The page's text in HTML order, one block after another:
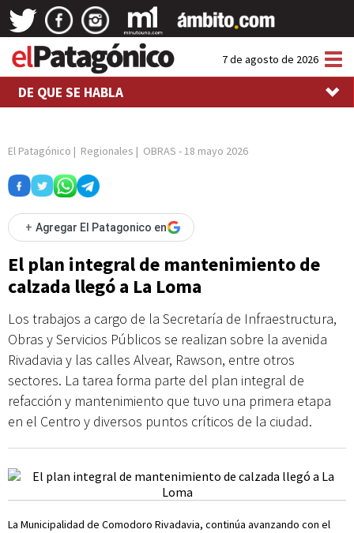
7 de agosto de 2026
DE QUE SE HABLA
El Patagónico | Regionales | OBRAS - 18 mayo 2026
+ Agregar El Patagonico en
El plan integral de mantenimiento de
calzada llegó a La Loma
Los trabajos a cargo de la Secretaría de Infraestructura,
Obras y Servicios Públicos se realizan sobre la avenida
Rivadavia y las calles Alvear, Rawson, entre otros
sectores. La tarea forma parte del plan integral de
refacción y mantenimiento que tuvo una primera etapa
en el Centro y diversos puntos críticos de la ciudad.
La Municipalidad de Comodoro Rivadavia, continúa avanzando con el